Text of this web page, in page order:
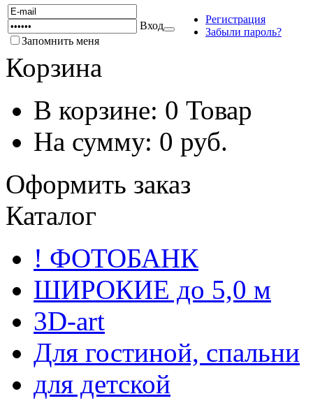
Запомнить меня
Вход
Регистрация
Забыли пароль?
Корзина
В корзине: 0 Товар
На сумму: 0 руб.
Оформить заказ
Каталог
! ФОТОБАНК
ШИРОКИЕ до 5,0 м
3D-art
Для гостиной, спальни
для детской